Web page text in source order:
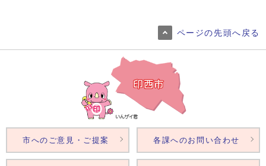
ページの先頭へ戻る
市へのご意見・ご提案 各課へのお問い合わせ